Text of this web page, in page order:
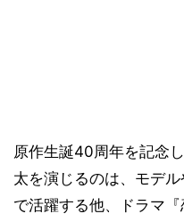
原作生誕40周年を記念
太を演じるのは、モデ
で活躍する他、ドラマ